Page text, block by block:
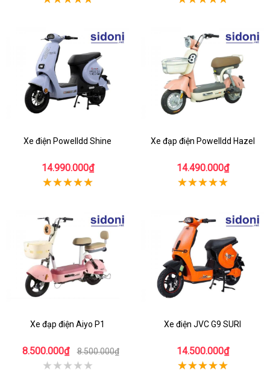
Xe điện Powelldd Shine
14.990.000₫
Xe đạp điện Powelldd Hazel
14.490.000₫
Xe đạp điện Aiyo P1
8.500.000₫ 8.500.000₫
Xe điện JVC G9 SURI
14.500.000₫